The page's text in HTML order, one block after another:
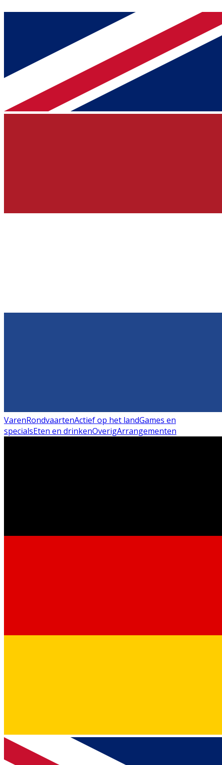
VarenRondvaartenActief op het landGames en
specialsEten en drinkenOverigArrangementen